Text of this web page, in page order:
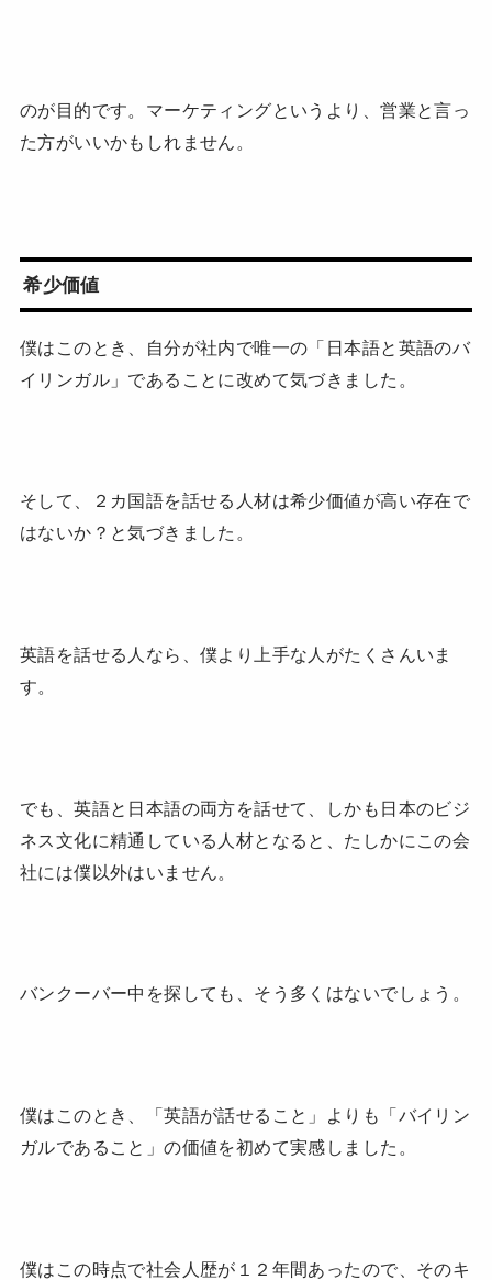
のが目的です。マーケティングというより、営業と言っ
た方がいいかもしれません。
希少価値
僕はこのとき、自分が社内で唯一の「日本語と英語のバ
イリンガル」であることに改めて気づきました。
そして、２カ国語を話せる人材は希少価値が高い存在で
はないか？と気づきました。
英語を話せる人なら、僕より上手な人がたくさんいま
す。
でも、英語と日本語の両方を話せて、しかも日本のビジ
ネス文化に精通している人材となると、たしかにこの会
社には僕以外はいません。
バンクーバー中を探しても、そう多くはないでしょう。
僕はこのとき、「英語が話せること」よりも「バイリン
ガルであること」の価値を初めて実感しました。
僕はこの時点で社会人歴が１２年間あったので、そのキ